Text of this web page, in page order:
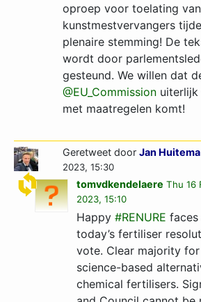
oproep voor toelating van
kunstmestvervangers
plenaire stemming! De
wordt door
gesteund. We willen dat
@EU_Commission
met maatregelen komt!
Geretweet door Jan Huitema
2023, 15:30
tomvdkendelaere Thu 16
2023, 15:10
Happy #RENURE
today’s fertiliser
vote. Clear majority for
science-based
chemical fertilisers.